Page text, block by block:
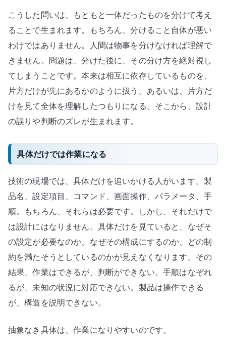
こうした問いは、もともと一体だったものを分けて考え
ることで生まれます。もちろん、分けること自体が悪い
わけではありません。人間は物事を分けなければ理解で
きません。問題は、分けた後に、その分け方を絶対視し
てしまうことです。本来は相互に依存しているものを、
片方だけが先にあるかのように扱う。あるいは、片方だ
けを見て全体を理解したつもりになる。そこから、設計
の誤りや判断のズレが生まれます。
具体だけでは作業になる
技術の現場では、具体だけを追いかける人がいます。製
品名、設定項目、コマンド、画面操作、パラメータ、手
順。もちろん、それらは必要です。しかし、それだけで
は設計にはなりません。具体だけを見ていると、なぜそ
の設定が必要なのか、なぜその構成にするのか、どの制
約を満たそうとしているのかが見えなくなります。その
結果、作業はできるが、判断ができない。手順はなぞれ
るが、未知の状況に対応できない。製品は操作できる
が、構造を説明できない。
抽象なき具体は、作業になりやすいのです。